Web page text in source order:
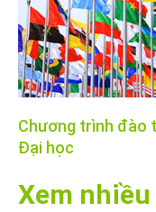
Chương trình đào
Đại học
Xem